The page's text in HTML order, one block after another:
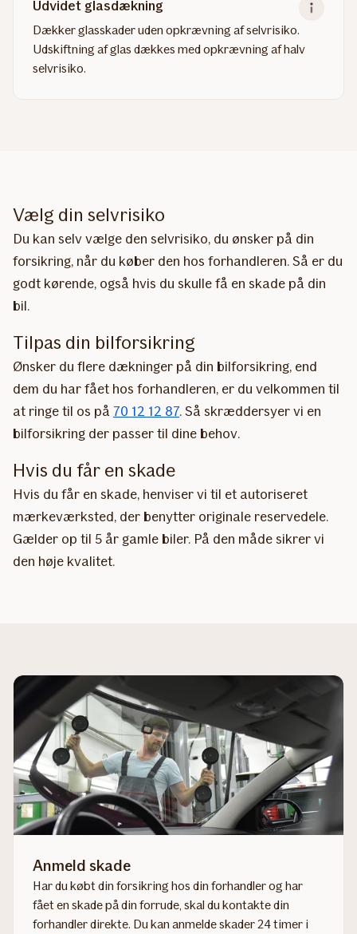
Udvidet glasdækning
Dækker glasskader uden opkrævning af selvrisiko.
Udskiftning af glas dækkes med opkrævning af halv
selvrisiko.
Vælg din selvrisiko
Du kan selv vælge den selvrisiko, du ønsker på din
forsikring, når du køber den hos forhandleren. Så er du
godt kørende, også hvis du skulle få en skade på din
bil.
Tilpas din bilforsikring
Ønsker du flere dækninger på din bilforsikring, end
dem du har fået hos forhandleren, er du velkommen til
at ringe til os på 70 12 12 87. Så skræddersyer vi en
bilforsikring der passer til dine behov.
Hvis du får en skade
Hvis du får en skade, henviser vi til et autoriseret
mærkeværksted, der benytter originale reservedele.
Gælder op til 5 år gamle biler. På den måde sikrer vi
den høje kvalitet.​​​​​​​​​​​​​​​​​​​​​​​​​​​​​​​​​​​​​​​​​​​​​​​​​​​​​​​​​​​​​​​​​​​​​​​​​​​​​​​​​​​​​​​​​​​​​​​​​​​​​​​​​​​​​​​​​​​​​​​​​​​​​​​​​​​​​​​​​​​​​​​​​​​​​​​​​​​​​​
Anmeld skade
Har du købt din forsikring hos din forhandler og har
fået en skade på din forrude, skal du kontakte din
forhandler direkte.​ Du kan anmelde skader 24 timer i